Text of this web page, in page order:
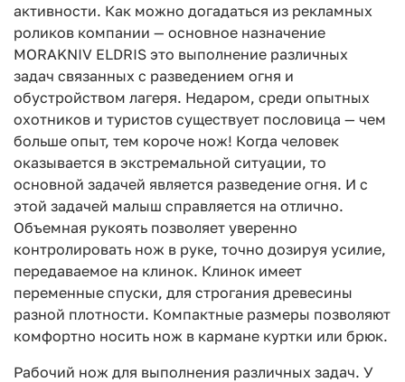
активности. Как можно догадаться из рекламных
роликов компании — основное назначение
MORAKNIV ELDRIS это выполнение различных
задач связанных с разведением огня и
обустройством лагеря. Недаром, среди опытных
охотников и туристов существует пословица — чем
больше опыт, тем короче нож! Когда человек
оказывается в экстремальной ситуации, то
основной задачей является разведение огня. И с
этой задачей малыш справляется на отлично.
Объемная рукоять позволяет уверенно
контролировать нож в руке, точно дозируя усилие,
передаваемое на клинок. Клинок имеет
переменные спуски, для строгания древесины
разной плотности. Компактные размеры позволяют
комфортно носить нож в кармане куртки или брюк.
Рабочий нож для выполнения различных задач. У